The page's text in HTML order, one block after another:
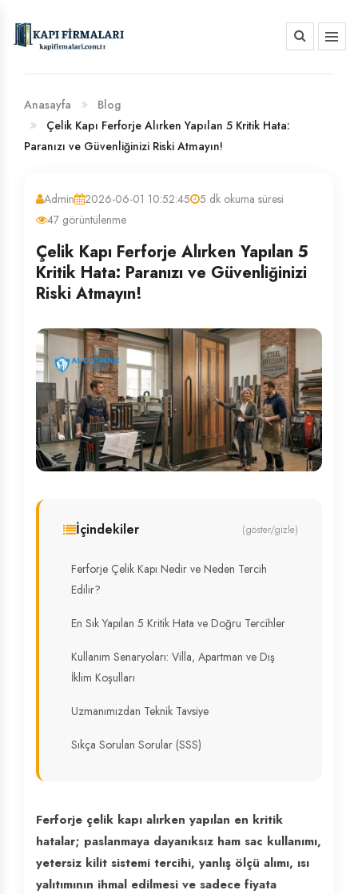
BANKA HESAP NUMARALARIMIZ
Anasayfa
Blog
Çelik Kapı Ferforje Alırken Yapılan 5 Kritik Hata:
Paranızı ve Güvenliğinizi Riski Atmayın!
Admin 2026-06-01 10:52:45
5 dk okuma süresi
47 görüntülenme
Çelik Kapı Ferforje Alırken Yapılan 5
Kritik Hata: Paranızı ve Güvenliğinizi
Riski Atmayın!
İçindekiler (göster/gizle)
Ferforje Çelik Kapı Nedir ve Neden Tercih
Edilir?
En Sık Yapılan 5 Kritik Hata ve Doğru Tercihler
Kullanım Senaryoları: Villa, Apartman ve Dış
İklim Koşulları
Uzmanımızdan Teknik Tavsiye
Sıkça Sorulan Sorular (SSS)
Ferforje çelik kapı alırken yapılan en kritik
hatalar; paslanmaya dayanıksız ham sac kullanımı,
yetersiz kilit sistemi tercihi, yanlış ölçü alımı, ısı
yalıtımının ihmal edilmesi ve sadece fiyata